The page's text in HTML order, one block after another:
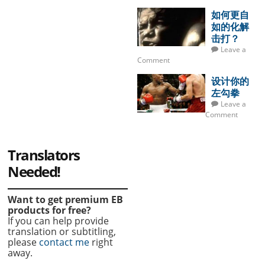
如何更自
如的化解
击打？
Leave a
Comment
设计你的
左勾拳
Leave a
Comment
Translators
Needed!
Want to get premium EB
products for free?
If you can help provide
translation or subtitling,
please contact me right
away.